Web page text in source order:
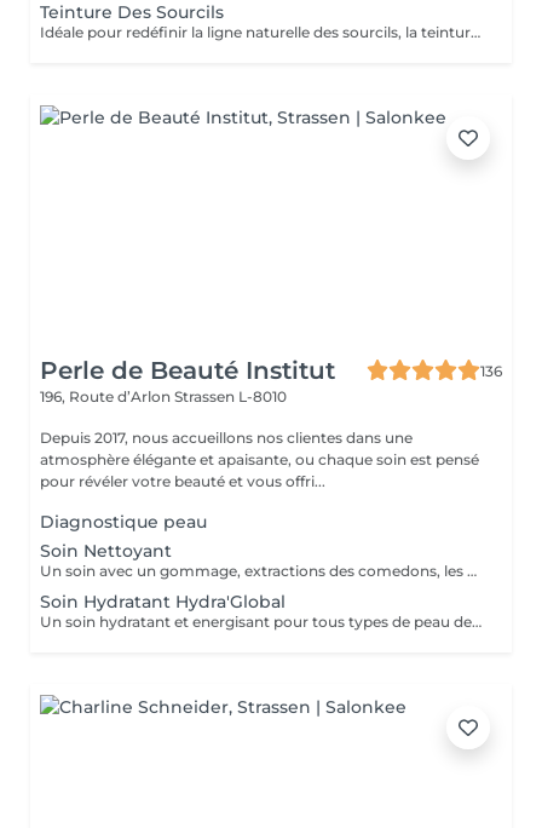
Teinture Des Sourcils
Idéale pour redéfinir la ligne naturelle des sourcils, la teinture permet d'intensifier et sublimer le regard. Parfois clairsemés, en manque de densité ou simplement endommagés par de trop régulières épilations, les sourcils peuvent avoir besoin d'être travaillés pour intensifier la teinte du poil ou masquer les sourcils blancs ou grisonnants.
Perle de Beauté Institut
136
196, Route d’Arlon Strassen L-8010
Depuis 2017, nous accueillons nos clientes dans une
atmosphère élégante et apaisante, ou chaque soin est pensé
pour révéler votre beauté et vous offri...
Diagnostique peau
Soin Nettoyant
Un soin avec un gommage, extractions des comedons, les masques spécifiques. Effet : la peau est fraîche, nette et éclatant.
Soin Hydratant Hydra'Global
Un soin hydratant et energisant pour tous types de peau de tous ages. La peau se charge d'une nouvelle énergie et d'éclat, les rides de déshydratation sont atténuées, la peau est repulpée, lumineuse et fraiche.